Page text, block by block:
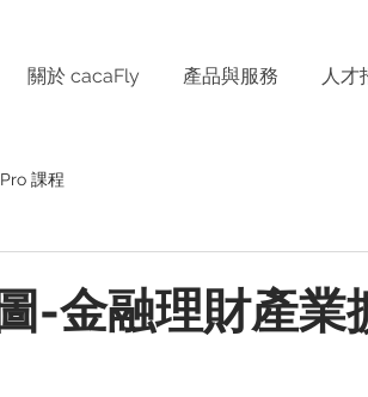
關於 cacaFly 產品與服務 人才
課程
-金融理財產業